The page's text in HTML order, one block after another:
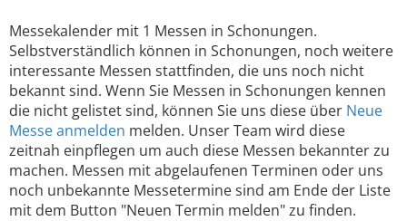
Messekalender mit 1 Messen in Schonungen.
Selbstverständlich können in Schonungen, noch weitere
interessante Messen stattfinden, die uns noch nicht
bekannt sind. Wenn Sie Messen in Schonungen kennen
die nicht gelistet sind, können Sie uns diese über Neue
Messe anmelden melden. Unser Team wird diese
zeitnah einpflegen um auch diese Messen bekannter zu
machen. Messen mit abgelaufenen Terminen oder uns
noch unbekannte Messetermine sind am Ende der Liste
mit dem Button "Neuen Termin melden" zu finden.